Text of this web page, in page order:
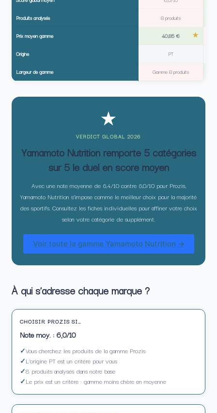
Produits analysés 8 produits
Prix moyen gamme 40,85 €
Origine PT
Largeur de gamme Gamme 8 produits
★
VERDICT GLOBAL 2026
Yamamoto Nutrition remporte 5 catégories
sur 5 le duel en score moyen
Avec une note moyenne de 6,4/10 contre 6,0/10 pour Prozis,
Yamamoto Nutrition s’impose comme le meilleur choix pour la majorité
des sportifs. Consultez les fiches individuelles pour affiner votre choix
selon votre catégorie de supplément.
Voir toute la gamme Yamamoto Nutrition →
À qui s’adresse chaque marque ?
CHOISIR PROZIS SI…
Note moy. : 6,0/10
Vous cherchez les produits de la gamme Prozis
L’origine PT est un critère pour vous
8 produits analysés dans notre base
Le prix est un critère : gamme moins chère en moyenne